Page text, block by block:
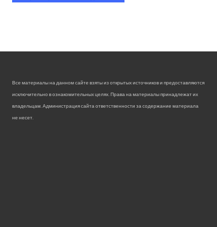
Все материалы на данном сайте взяты из открытых источников и предоставляются
исключительно в ознакомительных целях. Права на материалы принадлежат их
владельцам. Администрация сайта ответственности за содержание материала
не несет.